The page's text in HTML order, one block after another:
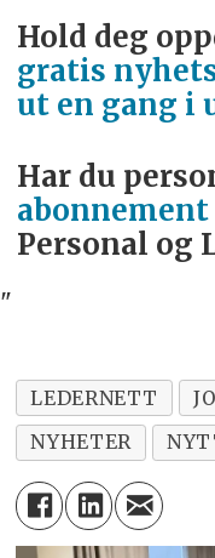
Hold deg
gratis
ut en gang i
Har du
abonnement
Personal og
"
LEDERNETT
NYHETER